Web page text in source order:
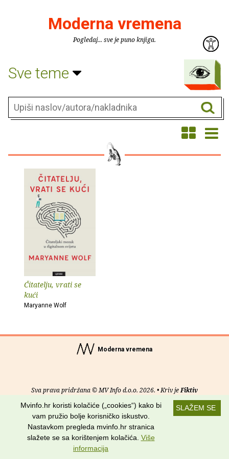
Moderna vremena
Pogledaj... sve je puno knjiga.
Sve teme
Čitatelju, vrati se
kući
Maryanne Wolf
Moderna vremena
Sva prava pridržana © MV Info d.o.o. 2026. • Kriv jeFiktiv
O nama• Pomoć• Uvjeti korištenja•RSS kanali
Potraži nas na:
SLAŽEM SE
Mvinfo.hr koristi kolačiće („cookies“) kako bi
vam pružio bolje korisničko iskustvo.
Nastavkom pregleda mvinfo.hr stranica
slažete se sa korištenjem kolačića. Više
informacija